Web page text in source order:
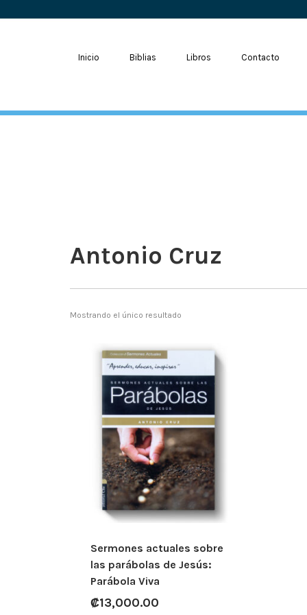
Inicio Biblias Libros Contacto
Antonio Cruz
Mostrando el único resultado
Sermones actuales sobre
las parábolas de Jesús:
Parábola Viva
₡13,000.00